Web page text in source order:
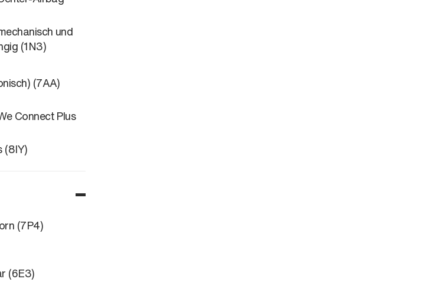
und
(1N3)
(7AA)
Connect Plus
(8IY)
(7P4)
(6E3)